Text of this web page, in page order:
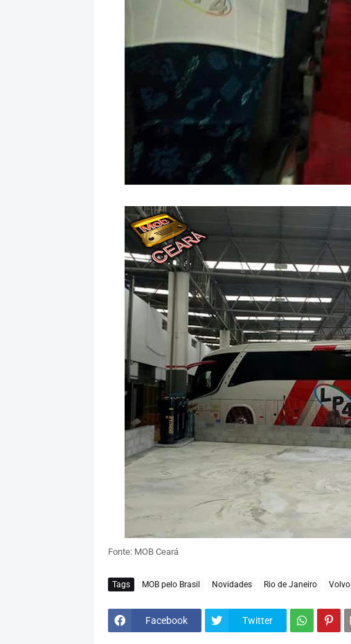
Fonte: MOB Ceará
Tags MOB pelo Brasil Novidades Rio de Janeiro Volvo
Facebook Twitter